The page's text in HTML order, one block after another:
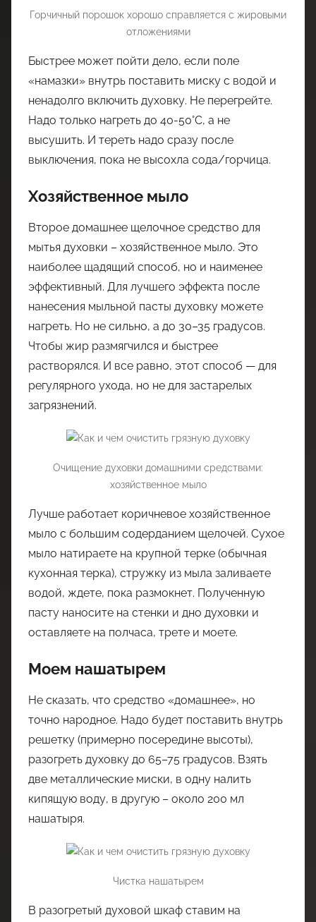
Горчичный порошок хорошо справляется с жировыми
отложениями
Быстрее может пойти дело, если поле
«намазки» внутрь поставить миску с водой и
ненадолго включить духовку. Не перегрейте.
Надо только нагреть до 40-50°C, а не
высушить. И тереть надо сразу после
выключения, пока не высохла сода/горчица.
Хозяйственное мыло
Второе домашнее щелочное средство для
мытья духовки – хозяйственное мыло. Это
наиболее щадящий способ, но и наименее
эффективный. Для лучшего эффекта после
нанесения мыльной пасты духовку можете
нагреть. Но не сильно, а до 30–35 градусов.
Чтобы жир размягчился и быстрее
растворялся. И все равно, этот способ — для
регулярного ухода, но не для застарелых
загрязнений.
Очищение духовки домашними средствами:
хозяйственное мыло
Лучше работает коричневое хозяйственное
мыло с большим содерданием щелочей. Сухое
мыло натираете на крупной терке (обычная
кухонная терка), стружку из мыла заливаете
водой, ждете, пока размокнет. Полученную
пасту наносите на стенки и дно духовки и
оставляете на полчаса, трете и моете.
Моем нашатырем
Не сказать, что средство «домашнее», но
точно народное. Надо будет поставить внутрь
решетку (примерно посередине высоты),
разогреть духовку до 65–75 градусов. Взять
две металлические миски, в одну налить
кипящую воду, в другую – около 200 мл
нашатыря.
Чистка нашатырем
В разогретый духовой шкаф ставим на